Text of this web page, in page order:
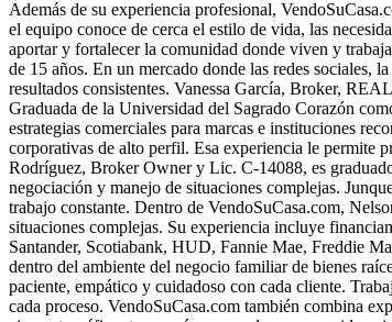
Además de su experiencia profesional,
el equipo conoce de cerca el estilo de vida, las
aportar y fortalecer la comunidad donde viven y
de 15 años. En un mercado donde las redes sociales,
resultados consistentes. Vanessa García, Broker,
Graduada de la Universidad del Sagrado Corazón
estrategias comerciales para marcas e instituciones
corporativas de alto perfil. Esa experiencia le permite
Rodríguez, Broker Owner y Lic. C-14088, es
negociación y manejo de situaciones complejas.
trabajo constante. Dentro de VendoSuCasa.com,
situaciones complejas. Su experiencia incluye
Santander, Scotiabank, HUD, Fannie Mae, Freddie
dentro del ambiente del negocio familiar de bienes
paciente, empático y cuidadoso con cada cliente.
cada proceso. VendoSuCasa.com también combina